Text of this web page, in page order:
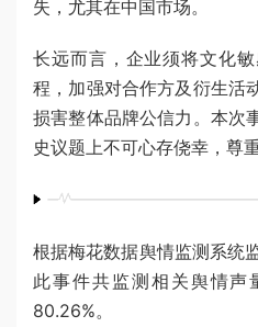
失，尤其在中国市场。
长远而言，企业须将文化
程，加强对合作方及衍生活
损害整体品牌公信力。本次
史议题上不可心存侥幸，尊
根据梅花数据舆情监测系统
此事件共监测相关舆情声
80.26%。